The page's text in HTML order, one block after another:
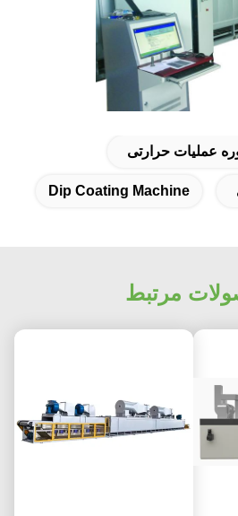
عملیات حرارتی
Dip Coating Machine
مرتبط